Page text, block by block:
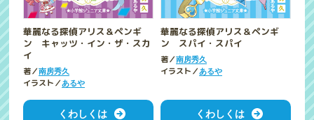
華麗なる探偵アリス＆ペンギ
ン キャッツ・イン・ザ・スカ
イ
著／南房秀久
イラスト／あるや
くわしくは
華麗なる探偵アリス＆ペンギ
ン スパイ・スパイ
著／南房秀久
イラスト／あるや
くわしくは